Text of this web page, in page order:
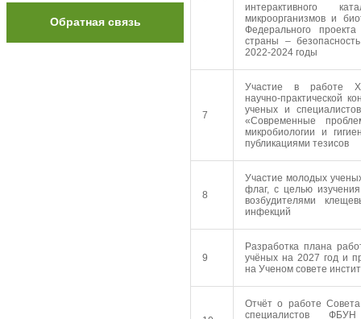
Обратная связь
интерактивного
микроорганизмов и
Федерального
страны –
2022-2024 годы
7
Участие в работе
научно-практической
ученых и
«Современные
микробиологии и
публикациями тезисов
8
Участие молодых
флаг, с целью
возбудителями
инфекций
9
Разработка плана
учёных на 2027 год и
на Ученом совете
Отчёт о работе
специалистов